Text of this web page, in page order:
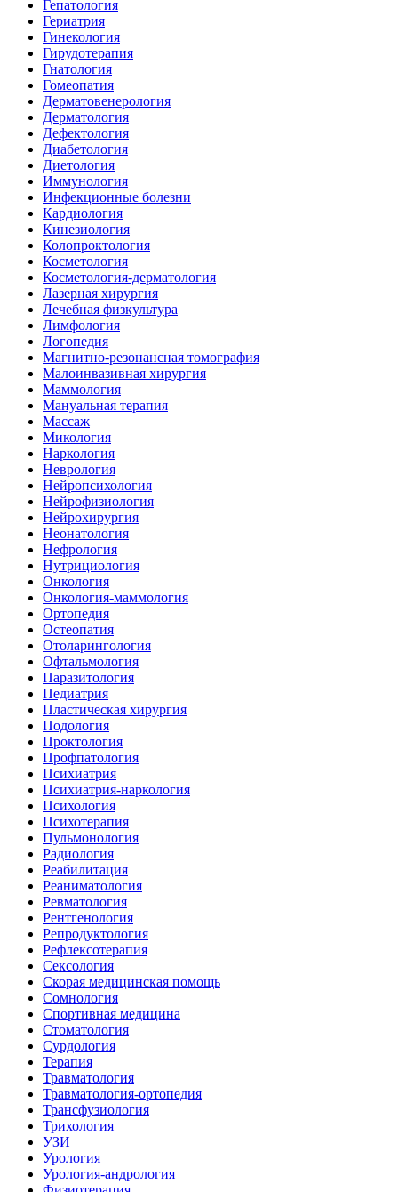
Гепатология
Гериатрия
Гинекология
Гирудотерапия
Гнатология
Гомеопатия
Дерматовенерология
Дерматология
Дефектология
Диабетология
Диетология
Иммунология
Инфекционные болезни
Кардиология
Кинезиология
Колопроктология
Косметология
Косметология-дерматология
Лазерная хирургия
Лечебная физкультура
Лимфология
Логопедия
Магнитно-резонансная томография
Малоинвазивная хирургия
Маммология
Мануальная терапия
Массаж
Микология
Наркология
Неврология
Нейропсихология
Нейрофизиология
Нейрохирургия
Неонатология
Нефрология
Нутрициология
Онкология
Онкология-маммология
Ортопедия
Остеопатия
Отоларингология
Офтальмология
Паразитология
Педиатрия
Пластическая хирургия
Подология
Проктология
Профпатология
Психиатрия
Психиатрия-наркология
Психология
Психотерапия
Пульмонология
Радиология
Реабилитация
Реаниматология
Ревматология
Рентгенология
Репродуктология
Рефлексотерапия
Сексология
Скорая медицинская помощь
Сомнология
Спортивная медицина
Стоматология
Сурдология
Терапия
Травматология
Травматология-ортопедия
Трансфузиология
Трихология
УЗИ
Урология
Урология-андрология